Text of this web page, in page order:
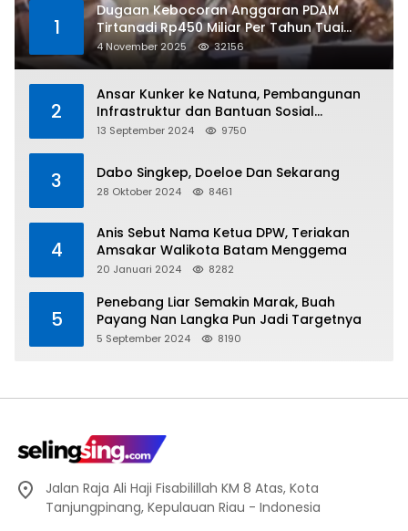
1
Dugaan Kebocoran Anggaran PDAM
Tirtanadi Rp450 Miliar Per Tahun Tuai
Kritikan
4 November 2025 32156
2
Ansar Kunker ke Natuna, Pembangunan
Infrastruktur dan Bantuan Sosial
Direalisasikan Hingga Pulau Tiga
13 September 2024 9750
3 Dabo Singkep, Doeloe Dan Sekarang
28 Oktober 2024 8461
4
Anis Sebut Nama Ketua DPW, Teriakan
Amsakar Walikota Batam Menggema
20 Januari 2024 8282
5
Penebang Liar Semakin Marak, Buah
Payang Nan Langka Pun Jadi Targetnya
5 September 2024 8190
Jalan Raja Ali Haji Fisabilillah KM 8 Atas, Kota
Tanjungpinang, Kepulauan Riau - Indonesia